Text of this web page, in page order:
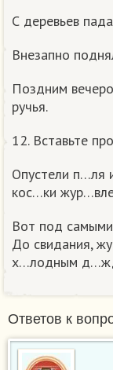
С деревьев
Внезапно
Поздним
ручья.
12. Вставьте
Опустели п…ля
кос…ки
Вот под
До свидания,
х…лодным
Ответов к